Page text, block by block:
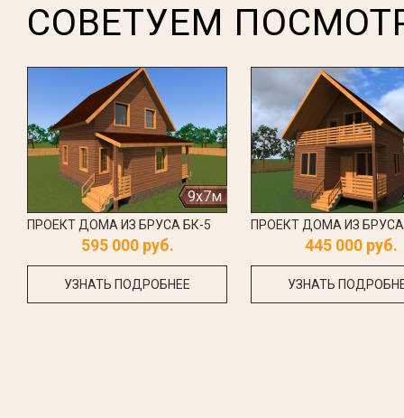
СОВЕТУЕМ
9x7м
ПРОЕКТ ДОМА ИЗ БРУСА БК-5
595 000 руб.
УЗНАТЬ ПОДРОБНЕЕ
ПРОЕКТ ДОМА ИЗ БРУСА
445 000 руб.
УЗНАТЬ